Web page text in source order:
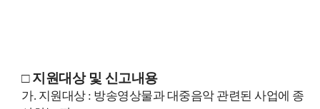
□ 지원대상 및 신고내용
가. 지원대상 : 방송영상물과 대중음악 관련된 사업에 종